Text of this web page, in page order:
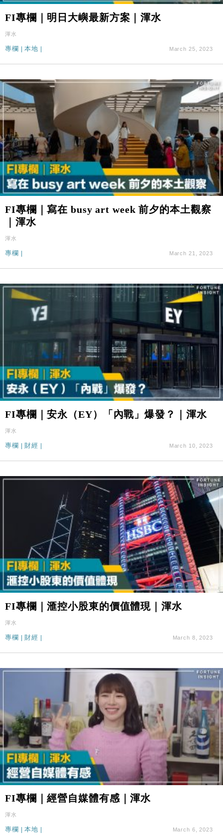
FI專欄｜明日大嶼最新方案｜渾水
渾水
專欄 |本地 | March 25, 2023
FI專欄｜寫在 busy art week 前夕的本土觀察
｜渾水
渾水
專欄 March 21, 2023
FI專欄｜安永（EY）「內戰」爆發？｜渾水
渾水
專欄 | 財經 | March 10, 2023
FI專欄｜滙控小股東的價值體現｜渾水
渾水
專欄 | 財經 | March 8, 2023
FI專欄｜經營自媒體有感｜渾水
渾水
專欄 |本地 March 6, 2023